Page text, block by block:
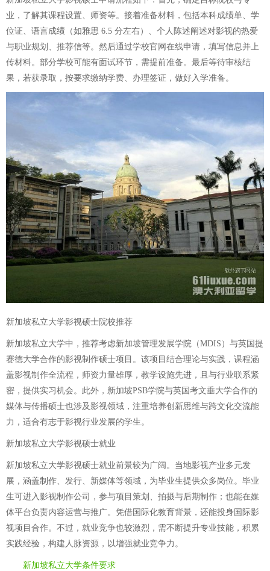
业，了解其课程设置、师资等。接着准备材料，包括本科成绩单、学
位证、语言成绩（如雅思 6.5 分左右）、个人陈述阐述对影视的热爱
与职业规划、推荐信等。然后通过学校官网在线申请，填写信息并上
传材料。部分学校可能有面试环节，需提前准备。最后等待审核结
果，若获录取，按要求缴纳学费、办理签证，做好入学准备。
新加坡私立大学影视硕士院校推荐
新加坡私立大学中，推荐考虑新加坡管理发展学院（MDIS）与英国提
赛德大学合作的影视制作硕士项目。该项目结合理论与实践，课程涵
盖影视制作全流程，师资力量雄厚，教学设施先进，且与行业联系紧
密，提供实习机会。此外，新加坡PSB学院与英国考文垂大学合作的
媒体与传播硕士也涉及影视领域，注重培养创新思维与跨文化交流能
力，适合有志于影视行业发展的学生。
新加坡私立大学影视硕士就业
新加坡私立大学影视硕士就业前景较为广阔。当地影视产业多元发
展，涵盖制作、发行、新媒体等领域，为毕业生提供众多岗位。毕业
生可进入影视制作公司，参与项目策划、拍摄与后期制作；也能在媒
体平台负责内容运营与推广。凭借国际化教育背景，还能投身国际影
视项目合作。不过，就业竞争也较激烈，需不断提升专业技能，积累
实践经验，构建人脉资源，以增强就业竞争力。
新加坡私立大学条件要求